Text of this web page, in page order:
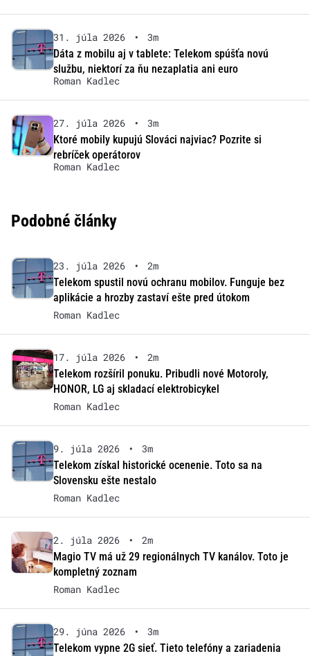
31. júla 2026 •
3m
Dáta z mobilu aj v tablete: Telekom spúšťa novú
službu, niektorí za ňu nezaplatia ani euro
Roman Kadlec
27. júla 2026 •
3m
Ktoré mobily kupujú Slováci najviac? Pozrite si
rebríček operátorov
Roman Kadlec
Podobné články
23. júla 2026 •
2m
Telekom spustil novú ochranu mobilov. Funguje bez
aplikácie a hrozby zastaví ešte pred útokom
Roman Kadlec
17. júla 2026 •
2m
Telekom rozšíril ponuku. Pribudli nové Motoroly,
HONOR, LG aj skladací elektrobicykel
Roman Kadlec
9. júla 2026 •
3m
Telekom získal historické ocenenie. Toto sa na
Slovensku ešte nestalo
Roman Kadlec
2. júla 2026 •
2m
Magio TV má už 29 regionálnych TV kanálov. Toto je
kompletný zoznam
Roman Kadlec
29. júna 2026 •
3m
Telekom vypne 2G sieť. Tieto telefóny a zariadenia